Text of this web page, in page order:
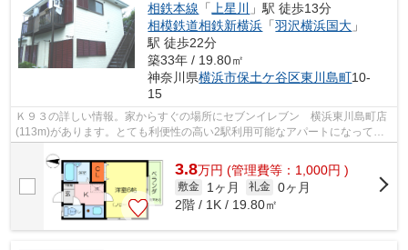
相鉄本線 「上星川
」駅 徒歩13分
相模鉄道相鉄新横浜 「羽沢横浜国大 」
駅 徒歩22分
築33年 / 19.80㎡
神奈川県横浜市保土ケ谷区東川島町10-
15
Ｋ９３の詳しい情報。家からすぐの場所にセブンイレブン 横浜東川島町店
(113m)があります。とても利便性の高い2駅利用可能なアパートになってい
3.8万円 (管理費等：1,000円 )
敷金 1ヶ月 礼金 0ヶ月
2階 / 1K / 19.80㎡